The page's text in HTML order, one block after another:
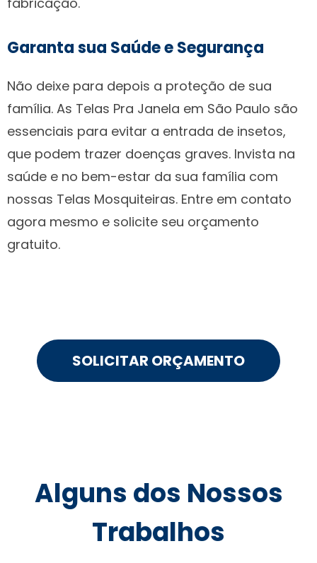
Garanta sua Saúde e Segurança
Não deixe para depois a proteção de sua
família. As Telas Pra Janela em São Paulo são
essenciais para evitar a entrada de insetos,
que podem trazer doenças graves. Invista na
saúde e no bem-estar da sua família com
nossas Telas Mosquiteiras. Entre em contato
agora mesmo e solicite seu orçamento
gratuito.
SOLICITAR ORÇAMENTO
Alguns dos Nossos
Trabalhos